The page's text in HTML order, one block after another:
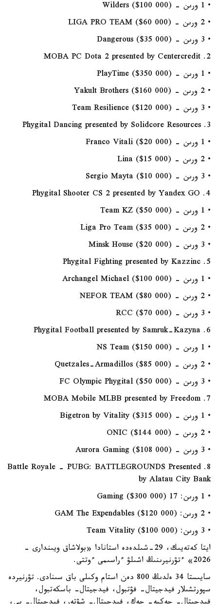
• 1 ورىن - Wilders ($100 000)
• 2 ورىن - LIGA PRO TEAM ($60 000)
• 3 ورىن - Dangerous ($35 000)
2. MOBA PC Dota 2 presented by Centercredit
• 1 ورىن - PlayTime ($350 000)
• 2 ورىن - Yakult Brothers ($160 000)
• 3 ورىن - Team Resilience ($120 000)
3. Phygital Dancing presented by Solidcore Resources
• 1 ورىن - Franco Vitali ($20 000)
• 2 ورىن - Lina ($15 000)
• 3 ورىن - Sergio Mayta ($10 000)
4. Phygital Shooter CS 2 presented by Yandex GO
• 1 ورىن - Team KZ ($50 000)
• 2 ورىن - Liga Pro Team ($35 000)
• 3 ورىن - Minsk House ($20 000)
5. Phygital Fighting presented by Kazzinc
• 1 ورىن - Archangel Michael ($100 000)
• 2 ورىن - NEFOR TEAM ($80 000)
• 3 ورىن - RCC ($70 000)
6. Phygital Football presented by Samruk-Kazyna
• 1 ورىن - NS Team ($150 000)
• 2 ورىن - Quetzales-Armadillos ($85 000)
• 3 ورىن - FC Olympic Phygital ($50 000)
7. MOBA Mobile MLBB presented by Freedom
• 1 ورىن - Bigetron by Vitality ($315 000)
• 2 ورىن - ONIC ($144 000)
• 3 ورىن - Aurora Gaming ($108 000)
8. Battle Royale - PUBG: BATTLEGROUNDS Presented
by Alatau City Bank
• 1 ورىن: 17 Gaming ($300 000)
• 2 ورىن: GAM The Expendables ($120 000)
• 3 ورىن: Team Vitality ($100 000)
ايتا كەتەيىك، 29-شىلدەدە استانادا «بولاشاق ويىندارى -
2026» ءتۋرنيرىنىڭ اشىلۋ ءراسىمى ءوتتى.
سايىستا 34 ەلدىڭ 800 دەن استام وكىلى باق سىنادى. تۋرنيردە
سپورتشىلار فيدجيتال- فۋتبول، فيدجيتال- باسكەتبول،